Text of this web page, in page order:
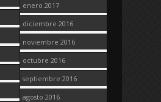
enero 2017
diciembre 2016
noviembre 2016
octubre 2016
septiembre 2016
agosto 2016